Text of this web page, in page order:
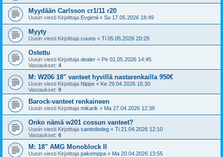
Myydään Carlsson cr1/11 r20
Uusin viesti Kirjoittaja Evgenii « Su 17.05.2026 18:49
Myyty
Uusin viesti Kirjoittaja cuuno « Ti 05.05.2026 20:29
Ostettu
Uusin viesti Kirjoittaja dealer « Pe 01.05.2026 14:45
Vastaukset: 4
M: W206 18" vanteet hyvillä nastarenkailla 950€
Uusin viesti Kirjoittaja Nippe « Ke 29.04.2026 15:30
Vastaukset: 9
Barock-vanteet renkaineen
Uusin viesti Kirjoittaja mikarik « Ma 27.04.2026 12:38
Onko nämä w201 cossun vanteet?
Uusin viesti Kirjoittaja santededeg « Ti 21.04.2026 12:10
Vastaukset: 6
M: 18" AMG Monoblock II
Uusin viesti Kirjoittaja pakemppa « Ma 20.04.2026 13:55